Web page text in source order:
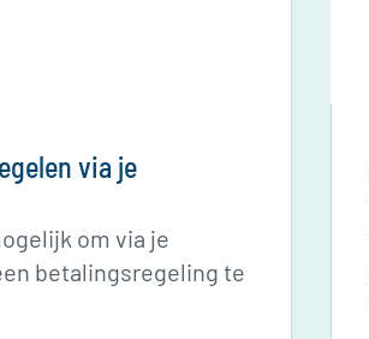
via je
om via je
betalingsregeling te